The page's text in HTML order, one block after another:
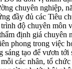
chuyên nghiệp,
đầy đủ các Tiêu
độ chuyên môn
định giá chuyên
phong trong việc
sáng tạo để vươn tới
các nhân, tổ